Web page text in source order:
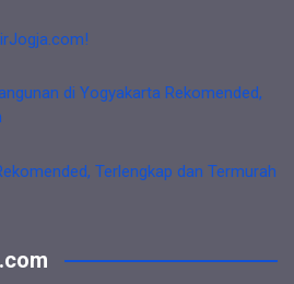
di Yogyakarta Rekomended,
Terlengkap dan Termurah